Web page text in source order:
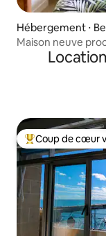
Hébergement ⋅
Maison neuve
Coups de cœur
Coup de cœur